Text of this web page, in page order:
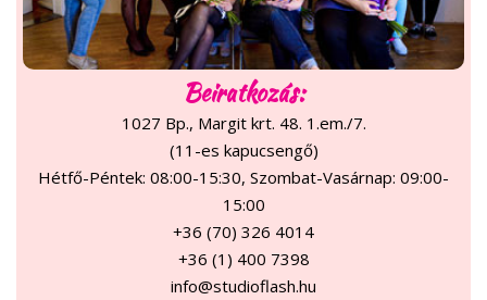
Beiratkozás:
1027 Bp., Margit krt. 48. 1.em./7.
(11-es kapucsengő)
Hétfő-Péntek: 08:00-15:30, Szombat-Vasárnap: 09:00-
15:00
+36 (70) 326 4014
+36 (1) 400 7398
info@studioflash.hu